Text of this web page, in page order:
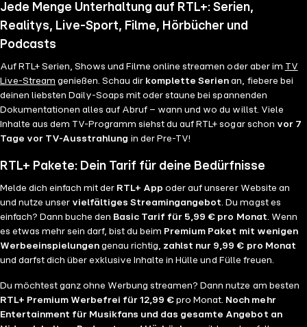
Jede Menge Unterhaltung auf RTL+: Serien,
Realitys, Live-Sport, Filme, Hörbücher und
Podcasts
Auf RTL+ Serien, Shows und Filme online streamen oder aber im TV
Live-Stream genießen. Schau dir komplette Serien an, fiebere bei
deinen liebsten Daily-Soaps mit oder staune bei spannenden
Dokumentationen alles auf Abruf – wann und wo du willst. Viele
Inhalte aus dem TV-Programm siehst du auf RTL+ sogar schon vor 7
Tage vor TV-Ausstrahlung in der Pre-TV!
RTL+ Pakete: Dein Tarif für deine Bedürfnisse
Melde dich einfach mit der RTL+ App oder auf unserer Website an
und nutze unser vielfältiges Streamingangebot. Du magst es
einfach? Dann buche den Basic Tarif für 5,99 € pro Monat. Wenn
es etwas mehr sein darf, bist du beim Premium Paket mit wenigen
Werbeeinspielungen genau richtig, zahlst nur 9,99 € pro Monat
und darfst dich über exklusive Inhalte in Hülle und Fülle freuen.
Du möchtest ganz ohne Werbung streamen? Dann nutze am besten
RTL+ Premium Werbefrei für 12,99 € pro Monat. Noch mehr
Entertainment für Musikfans und das gesamte Angebot an